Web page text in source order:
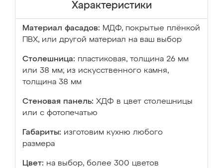
Характеристики
Материал фасадов: МДФ, покрытые плёнкой
ПВХ, или другой материал на ваш выбор
Столешница: пластиковая, толщина 26 мм
или 38 мм; из искусственного камня,
толщина 38 мм
Стеновая панель: ХДФ в цвет столешницы
или с фотопечатью
Габариты: изготовим кухню любого
размера
Цвет: на выбор, более 300 цветов